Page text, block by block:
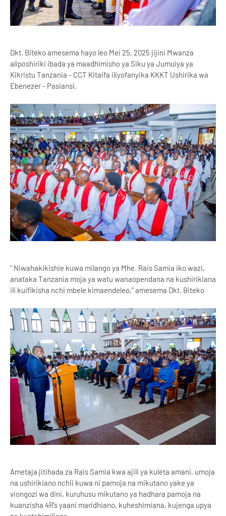
Dkt. Biteko amesema hayo leo Mei 25, 2025 jijini Mwanza
aliposhiriki ibada ya maadhimisho ya Siku ya Jumuiya ya
Kikristu Tanzania - CCT Kitaifa iliyofanyika KKKT Ushirika wa
Ebenezer - Pasiansi.
“ Niwahakikishie kuwa milango ya Mhe. Rais Samia iko wazi,
anataka Tanzania moja ya watu wanaopendana na kushirikiana
ili kuifikisha nchi mbele kimaendeleo,” amesema Dkt. Biteko
Ametaja jitihada za Rais Samia kwa ajili ya kuleta amani, umoja
na ushirikiano nchii kuwa ni pamoja na mikutano yake ya
viongozi wa dini, kuruhusu mikutano ya hadhara pamoja na
kuanzisha 4R’s yaani maridhiano, kuheshimiana, kujenga upya